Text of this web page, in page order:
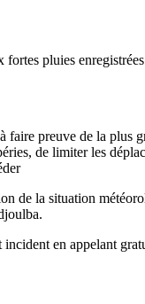
pluies
preuve de la plus
de limiter les
de la situation
en appelant